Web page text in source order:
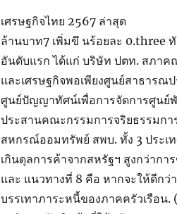
เศรษฐกิจไทย 2567 ล่าสุด
ล้านบาท7 เพิ่มขึ นร้อยละ 0.three
อันดับแรก ได้แก่ บริษัท ปตท. สภา
และเศรษฐกิจพอเพียงศูนย์สาธาร
ศูนย์ปัญญาทัศน์เพื่อการจัดการศูนย์
ประสานคณะกรรมการจริยธรรมก
สหกรณ์ออมทรัพย์ สพบ. ทั้ง 3 ประเ
เกินดุลการค้าจากสหรัฐฯ สูงกว่าก
และ แนวทางที่ 8 คือ หากจะให้ดีกว่
บรรเทาภาระหนี้ของภาคครัวเรือน